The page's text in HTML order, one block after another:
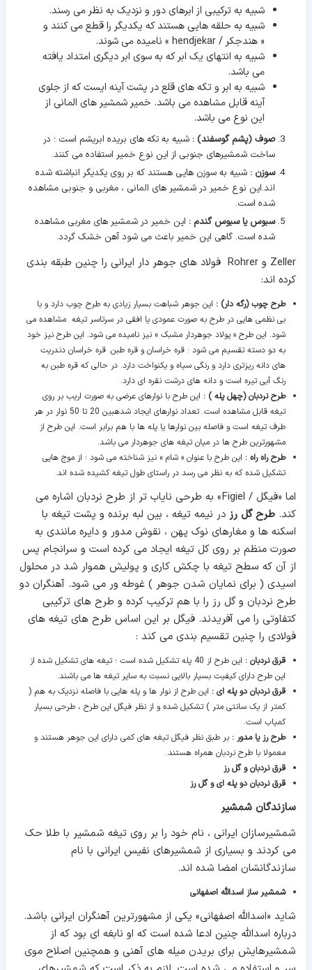
شبیه به ترکیبی از ابرهای دور و نزدیک به نظر می رسند.
شبیه به حلقه هایی هستند که یکدیگر را قطع می کنند و
« هندجکر / hendjekar » نامیده می شوند.
شبیه به انتهای یک ابر که به سوی ابر دیگری امتداد یافته
می باشد.
شبیه به ابر و تکه های قلع در پشت آینه ایست که از جلوی
آینه قابل مشاهده می باشد. خمیر شمشیر های المانی از
این نوع می باشد.
صوف (پشم گوسفند) : شبیه به تکه های بریده ابریشم است ؛ در
ساخت شمشیرهای جنوبی از این نوع خمیر استفاده می کنند.
سوزن : شبیه به سوزن هایی هستند که بر روی یکدیگر انباشته شده
اند.این نوع خمیر در شمشیر های المانی ، مغربی و جنوبی مشاهده
شده است.
سبوس یا سبوس گندم : این خمیر در شمشیر های مغربی مشاهده
شده است. گاهی این خمیر باعث می شود آهن خشک گردد.
Zeller و Rohrer فولاد های جوهر دار ایرانی را چنین طبقه بندی
کرده اند:
طرح چوب (رگه دار) : این جوهر شباهت بسیار زیادی به طرح چوب دارد و با
بی نظمی هایی در طرح به صورت عمودی یا افقی در سرتاسر تیغه مشاهده می
شود. این طرح « پولاد جوهردار مشبک » نیز نامیده می شود. این طرح نیز خود
به دو دسته تقسیم می شود : قره خراسان و قره طبن. قره خراسان دندریت
های دانه ریزتری دارد و رنگی سیاه و یکنواخت دارد. در حالی که قره طبن به
رنگ آبی تیره است و دانه های درشت نقره ای دارد.
طرح نردبان (چهل پله ) : این طرح با نوارهای عرضی به صورت اریب بر روی
تیغه قابل مشاهده است. تعداد نوارهای ایجاد شدهبین 20 تا 50 نوار در هر
طرف تیغه است و فاصله بین نوارها یا پله ها با هم برابر است. این طرح از
مشهورترین طرح ها در میان تیغه های جوهردار می باشد.
طرح راه راه : این طرح با عنوان « شام » نیز شناخته می شود ؛ از موج هایی
تشکیل شده که به نظر می رسد در راستای طول تیغه کشیده شده اند.
اما «فیگل / Figiel» به طرحی نایاب تر از طرح نردبان اشاره می
کند. طرح گل رز در نیمه تیغه ، بین لبه برنده و پشت تیغه با
اسکنه ها و مغارهای نوک پهن ، نقوش مدور و دایره مانندی به
صورت منظم بر روی کل تیغه ایجاد می کرده است و سرانجام پس
از آن که سطح تیغه با چکش کاری و پولیش هموار شد در محلول
اسیدی ( برای نمایان شدن جوهر ) غوطه ور می شود. آهنگران دو
طرح نردبان و گل رز را با هم ترکیب کرده و طرح های ترکیبی
کتفاوتی را می آفریدند. فیگل بر این اساس طرح های تیغه های
فولادی را چنین تقسیم بندی می کند :
قرق نردبان :
این طرح از 40 پله تشکیل شده است ؛ تیغه های تشکیل شده از
این طرح دارای کیفیت بسیار بالایی نسبت به سایر تیغه ها می باشند.
قرق نردبان دو پله ای : این طرح از نوار ها و پله هایی با فاصله نزدیک به هم (
کمتر از یک سانتی متر ) تشکیل شده و از نظر فیگل این طرح ، طرحی بسیار
کمیاب است.
طرح رز یا مدور : بر طبق نظر فیگل تیغه های کمی دارای این جوهر هستند و
معمولا با طرح نردبان همراه هستند.
قرق نردبان و گل رز
قرق نردبان دو پله ای و گل رز
سازندگان شمشیر
شمشیرسازان ایرانی ، نام خود را بر روی تیغه شمشیر با طلا حک
می کردند و بسياری از شمشيرهای نفيس ايرانی با نام
سازندگانشان امضا شده اند.
شمشیر ساز اسدالله اصفهانی
شاید «اسدالله اصفهانی» یکی از مشهورترين آهنگران ايرانی باشد.
درباره اسدالله چنین ادعا شده است که او نابغه ای بود که از
شمشيرهايش برای بريدن ميله های آهنی و همچنین اصلاح موی